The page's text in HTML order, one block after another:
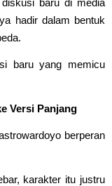
hadir dalam bentuk
baru yang memicu
Versi Panjang
berperan
karakter itu justru